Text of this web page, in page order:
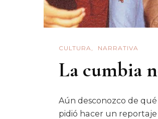
CULTURA NARRATIVA
La cumbia
Aún desconozco de
pidió hacer un